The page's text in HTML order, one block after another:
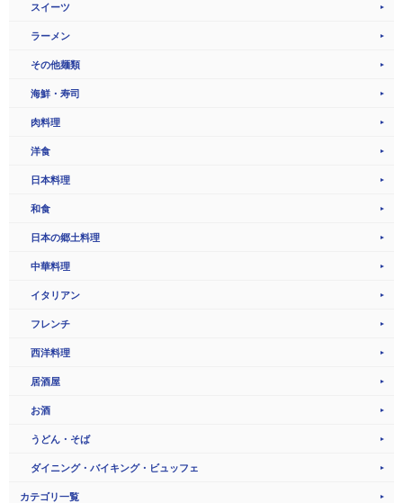
スイーツ
ラーメン
その他麺類
海鮮・寿司
肉料理
洋食
日本料理
和食
日本の郷土料理
中華料理
イタリアン
フレンチ
西洋料理
居酒屋
お酒
うどん・そば
ダイニング・バイキング・ビュッフェ
カテゴリ一覧